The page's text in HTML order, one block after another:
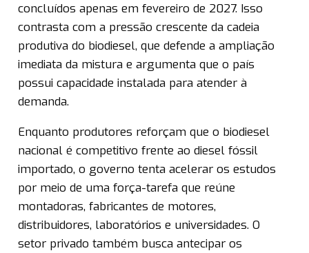
concluídos apenas em fevereiro de 2027. Isso
contrasta com a pressão crescente da cadeia
produtiva do biodiesel, que defende a ampliação
imediata da mistura e argumenta que o país
possui capacidade instalada para atender à
demanda.
Enquanto produtores reforçam que o biodiesel
nacional é competitivo frente ao diesel fóssil
importado, o governo tenta acelerar os estudos
por meio de uma força-tarefa que reúne
montadoras, fabricantes de motores,
distribuidores, laboratórios e universidades. O
setor privado também busca antecipar os